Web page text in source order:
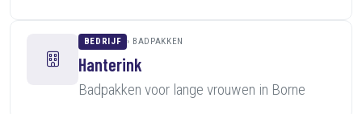
BEDRIJF BADPAKKEN
Hanterink
Badpakken voor lange vrouwen in Borne